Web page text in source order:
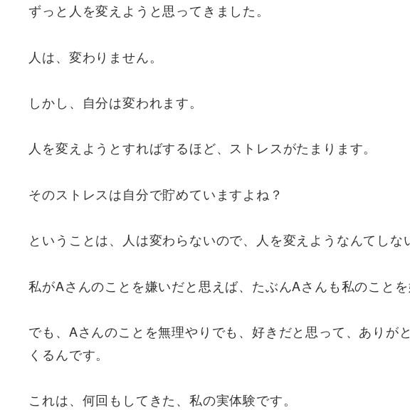
ずっと人を変えようと思ってきました。
人は、変わりません。
しかし、自分は変われます。
人を変えようとすればするほど、ストレスがたまります。
そのストレスは自分で貯めていますよね？
ということは、人は変わらないので、人を変えようなんてしな
私がAさんのことを嫌いだと思えば、たぶんAさんも私のことを
でも、Aさんのことを無理やりでも、好きだと思って、ありが
くるんです。
これは、何回もしてきた、私の実体験です。